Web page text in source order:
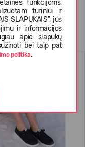
funkcijoms,
turiniui ir
SLAPUKAIS", jūs
ir informacijos
apie slapukų
bei taip pat
politika.